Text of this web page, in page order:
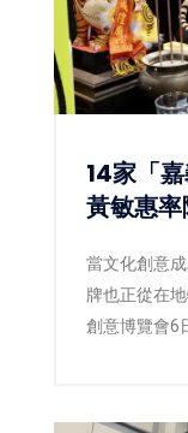
14家「
黃敏惠
當文化創意
牌也正從在
創意博覽會6
展，透過「